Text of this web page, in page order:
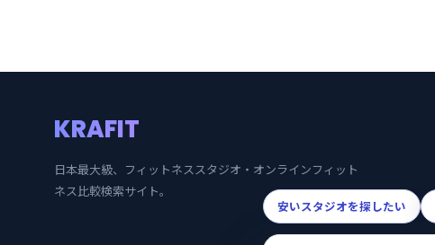
KRAFIT
日本最大級、フィットネススタジオ・オンラインフィット
ネス比較検索サイト。
安いスタジオを探したい